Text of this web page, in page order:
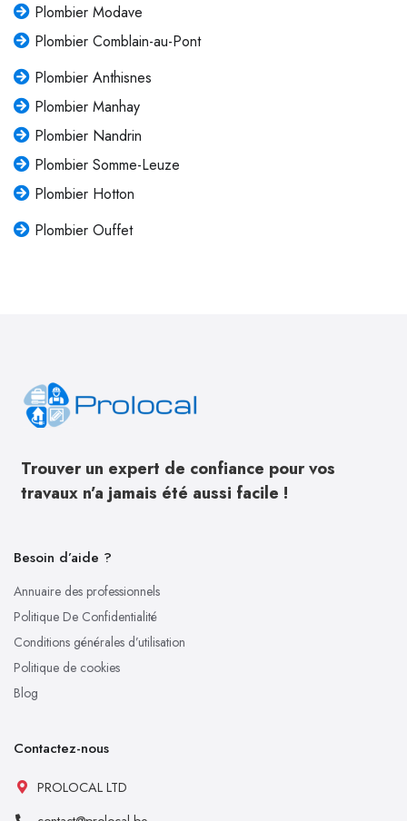
Plombier Modave
Plombier Comblain-au-Pont
Plombier Anthisnes
Plombier Manhay
Plombier Nandrin
Plombier Somme-Leuze
Plombier Hotton
Plombier Ouffet
Trouver un expert de confiance pour vos
travaux n’a jamais été aussi facile !
Besoin d’aide ?
Annuaire des professionnels
Politique De Confidentialité
Conditions générales d’utilisation
Politique de cookies
Blog
Contactez-nous
PROLOCAL LTD